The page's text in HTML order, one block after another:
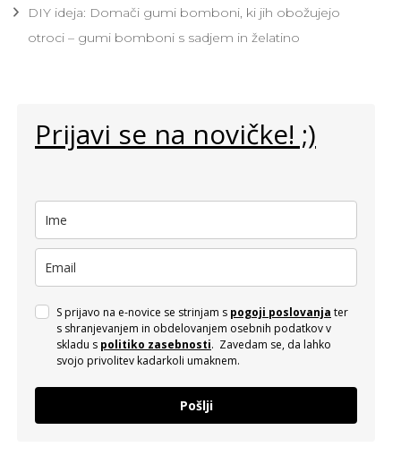
DIY ideja: Domači gumi bomboni, ki jih obožujejo
otroci – gumi bomboni s sadjem in želatino
Prijavi se na novičke! ;)
S prijavo na e-novice se strinjam s pogoji poslovanja ter
s shranjevanjem in obdelovanjem osebnih podatkov v
skladu s politiko zasebnosti. Zavedam se, da lahko
svojo privolitev kadarkoli umaknem.
Pošlji